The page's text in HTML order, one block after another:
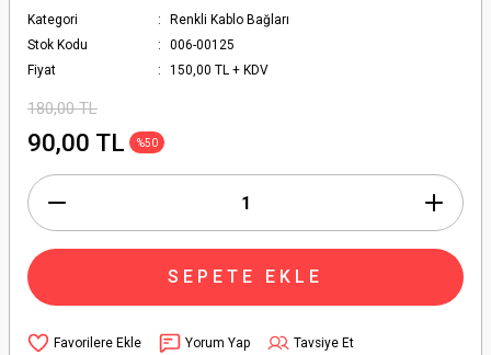
Kategori
Renkli Kablo Bağları
Stok Kodu
006-00125
Fiyat
150,00 TL + KDV
180,00 TL
90,00 TL %50
SEPETE EKLE
Yorum Yap
Tavsiye Et